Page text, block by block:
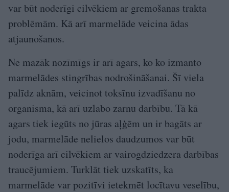
var būt noderīgi cilvēkiem ar gremošanas trakta
problēmām. Kā arī marmelāde veicina ādas
atjaunošanos.
Ne mazāk nozīmīgs ir arī agars, ko ko izmanto
marmelādes stingrības nodrošināšanai. Šī viela
palīdz aknām, veicinot toksīnu izvadīšanu no
organisma, kā arī uzlabo zarnu darbību. Tā kā
agars tiek iegūts no jūras aļģēm un ir bagāts ar
jodu, marmelāde nelielos daudzumos var būt
noderīga arī cilvēkiem ar vairogdziedzera darbības
traucējumiem. Turklāt tiek uzskatīts, ka
marmelāde var pozitīvi ietekmēt locītavu veselību,